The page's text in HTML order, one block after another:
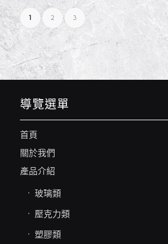
1 2 3
導覽選單
首頁
關於我們
產品介紹
玻璃類
壓克力類
塑膠類